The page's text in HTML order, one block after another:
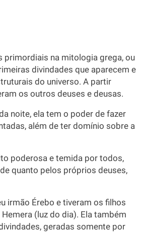
primordiais na mitologia grega, ou
divindades que aparecem e
do universo. A partir
os outros deuses e deusas.
noite, ela tem o poder de fazer
além de ter domínio sobre a
poderosa e temida por todos,
quanto pelos próprios deuses,
irmão Érebo e tiveram os filhos
(luz do dia). Ela também
geradas somente por